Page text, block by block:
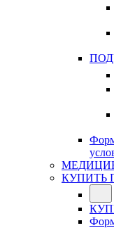
КУПИТЬ